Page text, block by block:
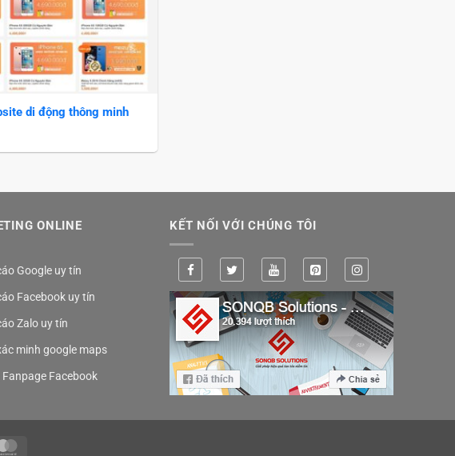
di động thông minh
ONLINE
Google uy tín
Facebook uy tín
Zalo uy tín
minh google maps
Facebook
KẾT NỐI VỚI CHÚNG TÔI